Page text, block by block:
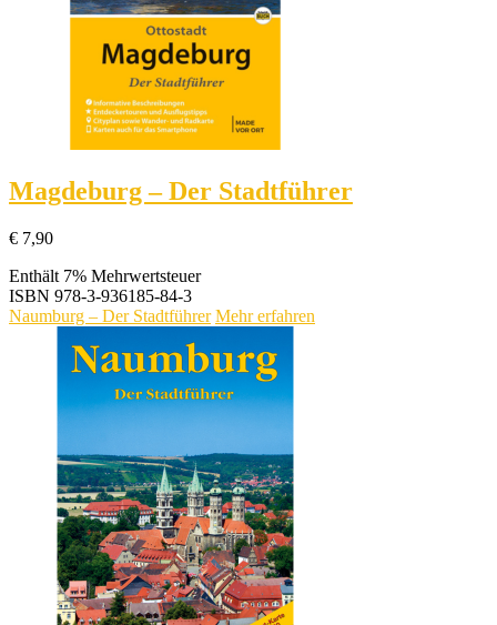
Magdeburg – Der Stadtführer
€ 7,90
Enthält 7% Mehrwertsteuer
ISBN 978-3-936185-84-3
Naumburg – Der Stadtführer Mehr erfahren